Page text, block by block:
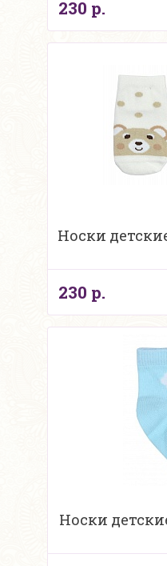
230 р.
Носки
230 р.
Носки